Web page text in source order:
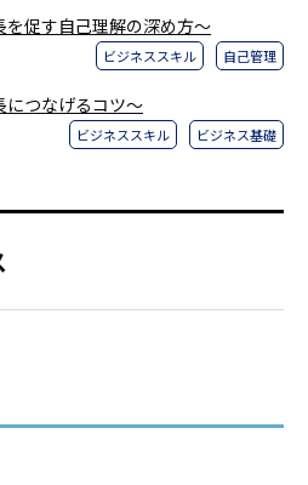
を促す自己理解の深め方～
ビジネススキル 自己管理
につなげるコツ～
ビジネススキル ビジネス基礎